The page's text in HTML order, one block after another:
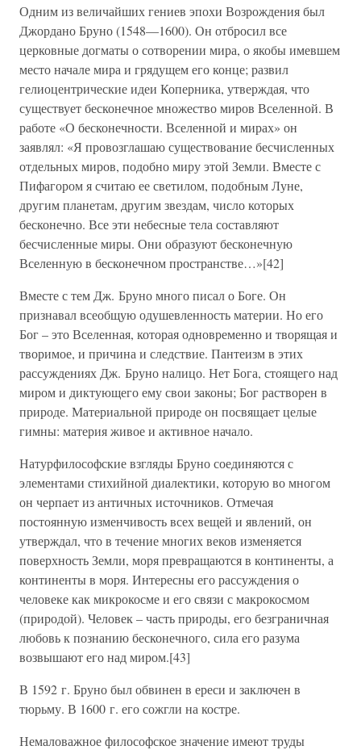
Одним из величайших гениев эпохи Возрождения был
Джордано Бруно (1548—1600). Он отбросил все
церковные догматы о сотворении мира, о якобы имевшем
место начале мира и грядущем его конце; развил
гелиоцентрические идеи Коперника, утверждая, что
существует бесконечное множество миров Вселенной. В
работе «О бесконечности. Вселенной и мирах» он
заявлял: «Я провозглашаю существование бесчисленных
отдельных миров, подобно миру этой Земли. Вместе с
Пифагором я считаю ее светилом, подобным Луне,
другим планетам, другим звездам, число которых
бесконечно. Все эти небесные тела составляют
бесчисленные миры. Они образуют бесконечную
Вселенную в бесконечном пространстве…»[42]
Вместе с тем Дж. Бруно много писал о Боге. Он
признавал всеобщую одушевленность материи. Но его
Бог – это Вселенная, которая одновременно и творящая и
творимое, и причина и следствие. Пантеизм в этих
рассуждениях Дж. Бруно налицо. Нет Бога, стоящего над
миром и диктующего ему свои законы; Бог растворен в
природе. Материальной природе он посвящает целые
гимны: материя живое и активное начало.
Натурфилософские взгляды Бруно соединяются с
элементами стихийной диалектики, которую во многом
он черпает из античных источников. Отмечая
постоянную изменчивость всех вещей и явлений, он
утверждал, что в течение многих веков изменяется
поверхность Земли, моря превращаются в континенты, а
континенты в моря. Интересны его рассуждения о
человеке как микрокосме и его связи с макрокосмом
(природой). Человек – часть природы, его безграничная
любовь к познанию бесконечного, сила его разума
возвышают его над миром.[43]
В 1592 г. Бруно был обвинен в ереси и заключен в
тюрьму. В 1600 г. его сожгли на костре.
Немаловажное философское значение имеют труды